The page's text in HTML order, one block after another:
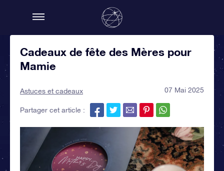
Cadeaux de fête des Mères pour
Mamie
Astuces et cadeaux 07 Mai 2025
Partager cet article :